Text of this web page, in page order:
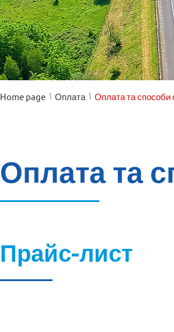
Home page /
Оплата /
Оплата та способи
Оплата та
Прайс-лист